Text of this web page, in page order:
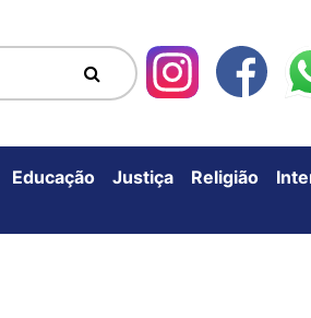
Educação Justiça Religião